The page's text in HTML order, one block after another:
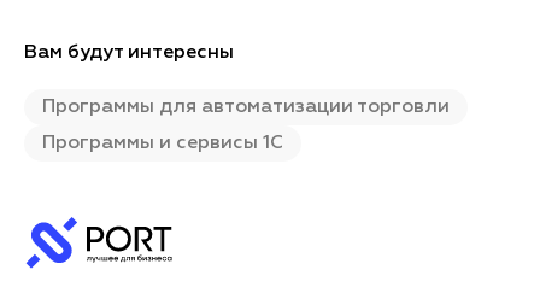
Вам будут интересны
Программы для автоматизации торговли
Программы и сервисы 1С